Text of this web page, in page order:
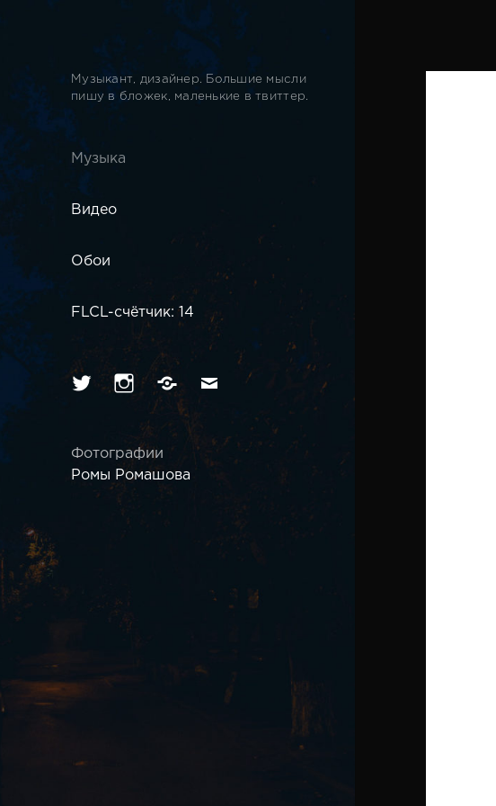
Музыкант, дизайнер. Большие мысли
пишу в бложек, маленькие в твиттер.
Музыка
Видео
Обои
FLCL-счётчик: 14
ТвиттерИнстаграм
Вконтакте
Имейл
Фотографии
Ромы Ромашова